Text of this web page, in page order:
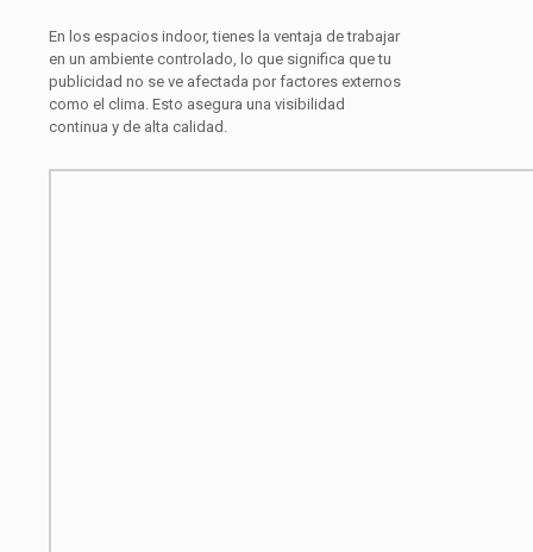
En los espacios indoor, tienes la ventaja de trabajar
en un ambiente controlado, lo que significa que tu
publicidad no se ve afectada por factores externos
como el clima. Esto asegura una visibilidad
continua y de alta calidad.